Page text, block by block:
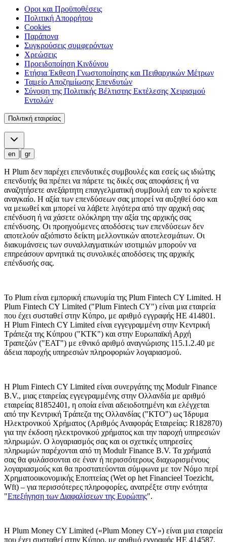
Οροι και Προϋποθέσεις
Πολιτική Απορρήτου
Cookies
Παράπονα
Συγκρούσεις συμφερόντων
Χρεώσεις
Προειδοποίηση Κινδύνου
Ετήσια Έκθεση Γνωστοποίησης και Πειθαρχικών Μέτρων
Ταμείο Αποζημίωσης Επενδυτών
Σύνοψη της Πολιτικής Βέλτιστης Εκτέλεσης Χειρισμού
Εντολών
Πολιτική εταιρείας
en | gr
Η Plum δεν παρέχει επενδυτικές συμβουλές και εσείς ως ιδιώτης
επενδυτής θα πρέπει να πάρετε τις δικές σας αποφάσεις ή να
αναζητήσετε ανεξάρτητη επαγγελματική συμβουλή εαν το κρίνετε
αναγκαίο. Η αξία των επενδύσεων σας μπορεί να αυξηθεί όσο και
να μειωθεί και μπορεί να λάβετε λιγότερα από την αρχική σας
επένδυση ή να χάσετε ολόκληρη την αξία της αρχικής σας
επένδυσης. Οι προηγούμενες αποδόσεις των επενδύσεων δεν
αποτελούν αξιόπιστο δείκτη μελλοντικών αποτελεσμάτων. Οι
διακυμάνσεις των συναλλαγματικών ισοτιμιών μπορούν να
επηρεάσουν αρνητικά τις συνολικές αποδόσεις της αρχικής
επένδυσής σας.
Το Plum είναι εμπορική επωνυμία της Plum Fintech CY Limited. Η
Plum Fintech CY Limited ("Plum Fintech CY") είναι μια εταιρεία
που έχει συσταθεί στην Κύπρο, με αριθμό εγγραφής HE 414801.
Η Plum Fintech CY Limited είναι εγγεγραμμένη στην Κεντρική
Τράπεζα της Κύπρου ("ΚΤΚ") και στην Ευρωπαϊκή Αρχή
Τραπεζών ("EΑΤ") με εθνικό αριθμό αναγνώρισης 115.1.2.40 με
άδεια παροχής υπηρεσιών πληροφοριών λογαριασμού.
Η Plum Fintech CY Limited είναι συνεργάτης της Modulr Finance
B.V., μιας εταιρείας εγγεγραμμένης στην Ολλανδία με αριθμό
εταιρείας 81852401, η οποία είναι αδειοδοτημένη και ελέγχεται
από την Κεντρική Τράπεζα της Ολλανδίας ("ΚΤΟ") ως Ίδρυμα
Ηλεκτρονικού Χρήματος (Αριθμός Αναφοράς Εταιρείας: R182870)
για την έκδοση ηλεκτρονικού χρήματος και την παροχή υπηρεσιών
πληρωμών. Ο λογαριασμός σας και οι σχετικές υπηρεσίες
πληρωμών παρέχονται από τη Modulr Finance B.V. Τα χρήματά
σας θα φυλάσσονται σε έναν ή περισσότερους διαχωρισμένους
λογαριασμούς και θα προστατεύονται σύμφωνα με τον Νόμο περί
Χρηματοοικονομικής Εποπτείας (Wet op het Financieel Toezicht,
Wft) – για περισσότερες πληροφορίες, ανατρέξτε στην ενότητα
"Επεξήγηση των Διαφαλίσεων της Ευρώπης".
Η Plum Money CY Limited («Plum Money CY») είναι μια εταιρεία
που έχει συσταθεί στην Κύπρο, με αριθμό εγγραφής HE 414587.